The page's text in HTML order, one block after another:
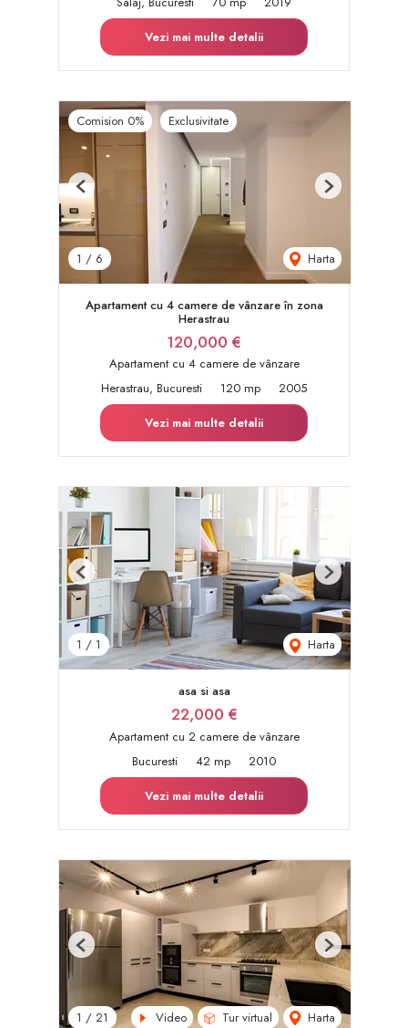
Vezi mai multe detalii
Comision 0% Exclusivitate
1 / 6 Harta
Previous Next
Apartament cu 4 camere de vânzare în zona
Herastrau
120,000 €
Apartament cu 4 camere de vânzare
Herastrau, Bucuresti
120 mp
2005
Vezi mai multe detalii
1 / 1 Harta
Previous Next
asa si asa
22,000 €
Apartament cu 2 camere de vânzare
Bucuresti
42 mp
2010
Vezi mai multe detalii
1 / 21 Video Tur virtual Harta
Previous Next